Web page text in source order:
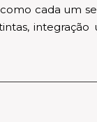
cada um
integração